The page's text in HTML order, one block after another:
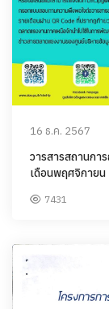
16 ธ.ค. 2567
วารสารสถานกา
เดือนพฤศจิกายน
7431